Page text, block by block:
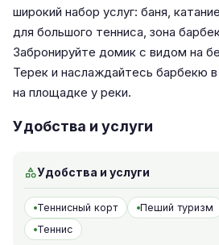
широкий набор услуг: баня,
для большого тенниса, зона
Забронируйте домик с видом на
Терек и наслаждайтесь барбекю
на площадке у реки.
Удобства и услуги
Удобства и услуги
Теннисный корт Пеший туризм
Теннис